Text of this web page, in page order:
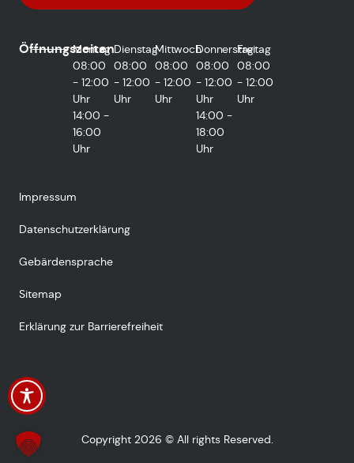
Öffnungszeiten
Montag
08:00
- 12:00
Uhr
14:00 -
16:00
Uhr
Dienstag
08:00
- 12:00
Uhr
Mittwoch
08:00
- 12:00
Uhr
Donnerstag
08:00
- 12:00
Uhr
14:00 -
18:00
Uhr
Freitag
08:00
- 12:00
Uhr
Impressum
Datenschutzerklärung
Gebärdensprache
Sitemap
Erklärung zur Barrierefreiheit
Copyright 2026 © All rights Reserved.